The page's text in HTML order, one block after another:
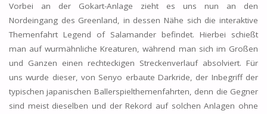
Vorbei an der Gokart-Anlage zieht es uns nun an den
Nordeingang des Greenland, in dessen Nähe sich die interaktive
Themenfahrt Legend of Salamander befindet. Hierbei schießt
man auf wurmähnliche Kreaturen, während man sich im Großen
und Ganzen einen rechteckigen Streckenverlauf absolviert. Für
uns wurde dieser, von Senyo erbaute Darkride, der Inbegriff der
typischen japanischen Ballerspielthemenfahrten, denn die Gegner
sind meist dieselben und der Rekord auf solchen Anlagen ohne